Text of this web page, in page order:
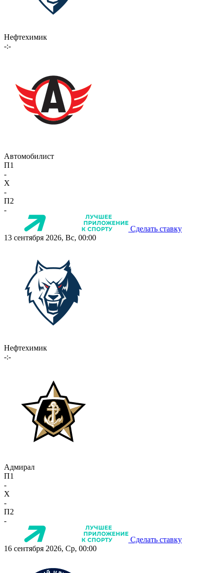
Нефтехимик
-:-
Автомобилист
П1
-
X
-
П2
-
Сделать ставку
13 сентября 2026, Вс, 00:00
Нефтехимик
-:-
Адмирал
П1
-
X
-
П2
-
Сделать ставку
16 сентября 2026, Ср, 00:00